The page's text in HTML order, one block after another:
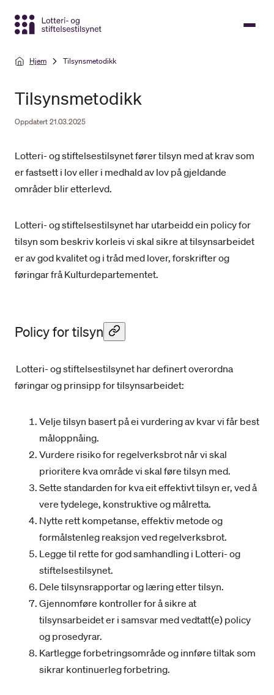
Hjem Tilsynsmetodikk
Tilsynsmetodikk
Oppdatert 21.03.2025
Lotteri- og stiftelsestilsynet fører tilsyn med at krav som
er fastsett i lov eller i medhald av lov på gjeldande
områder blir etterlevd.
Lotteri- og stiftelsestilsynet har utarbeidd ein policy for
tilsyn som beskriv korleis vi skal sikre at tilsynsarbeidet
er av god kvalitet og i tråd med lover, forskrifter og
føringar frå Kulturdepartementet.
Policy for tilsyn
Lotteri- og stiftelsestilsynet har definert overordna
føringar og prinsipp for tilsynsarbeidet:
Velje tilsyn basert på ei vurdering av kvar vi får best
måloppnåing.
Vurdere risiko for regelverksbrot når vi skal
prioritere kva område vi skal føre tilsyn med.
Sette standarden for kva eit effektivt tilsyn er, ved å
vere tydelege, konstruktive og målretta.
Nytte rett kompetanse, effektiv metode og
formålstenleg reaksjon ved regelverksbrot.
Legge til rette for god samhandling i Lotteri- og
stiftelsestilsynet.
Dele tilsynsrapportar og læring etter tilsyn.
Gjennomføre kontroller for å sikre at
tilsynsarbeidet er i samsvar med vedtatt(e) policy
og prosedyrar.
Kartlegge forbetringsområde og innføre tiltak som
sikrar kontinuerleg forbetring.